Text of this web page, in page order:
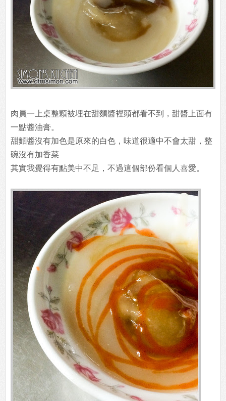
肉員一上桌整顆被埋在甜麵醬裡頭都看不到，甜醬上面有
一點醬油膏。
甜麵醬沒有加色是原來的白色，味道很適中不會太甜，整
碗沒有加香菜
其實我覺得有點美中不足，不過這個部份看個人喜愛。